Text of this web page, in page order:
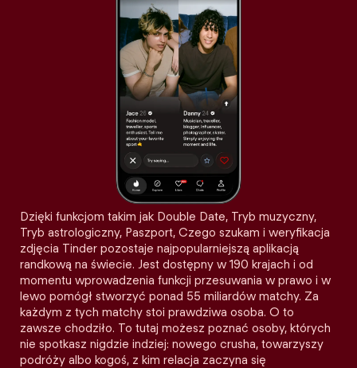
Dzięki funkcjom takim jak Double Date, Tryb muzyczny,
Tryb astrologiczny, Paszport, Czego szukam i weryfikacja
zdjęcia Tinder pozostaje najpopularniejszą aplikacją
randkową na świecie. Jest dostępny w 190 krajach i od
momentu wprowadzenia funkcji przesuwania w prawo i w
lewo pomógł stworzyć ponad 55 miliardów matchy. Za
każdym z tych matchy stoi prawdziwa osoba. O to
zawsze chodziło. To tutaj możesz poznać osoby, których
nie spotkasz nigdzie indziej: nowego crusha, towarzyszy
podróży albo kogoś, z kim relacja zaczyna się